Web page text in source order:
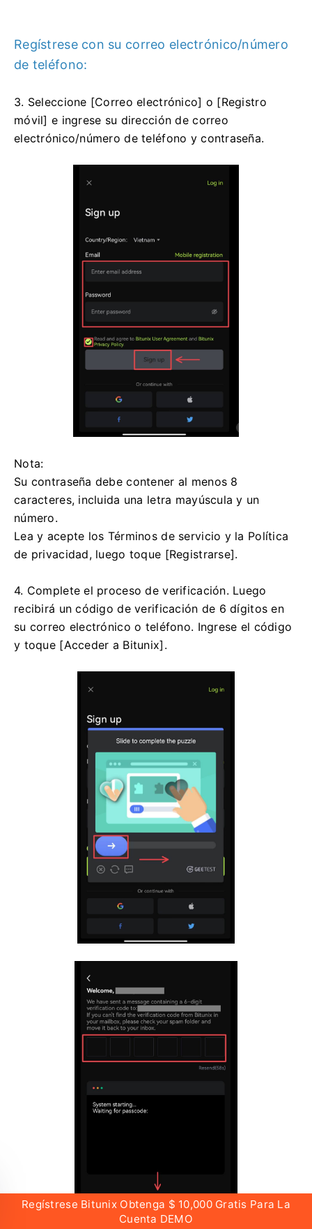
Regístrese con su correo electrónico/número
de teléfono:
3. Seleccione [Correo electrónico] o [Registro
móvil] e ingrese su dirección de correo
electrónico/número de teléfono y contraseña.
Nota:
Su contraseña debe contener al menos 8
caracteres, incluida una letra mayúscula y un
número.
Lea y acepte los Términos de servicio y la Política
de privacidad, luego toque [Registrarse].
4. Complete el proceso de verificación. Luego
recibirá un código de verificación de 6 dígitos en
su correo electrónico o teléfono. Ingrese el código
y toque [Acceder a Bitunix].
Regístrese Bitunix Obtenga $ 10,000 Gratis Para La
Cuenta DEMO